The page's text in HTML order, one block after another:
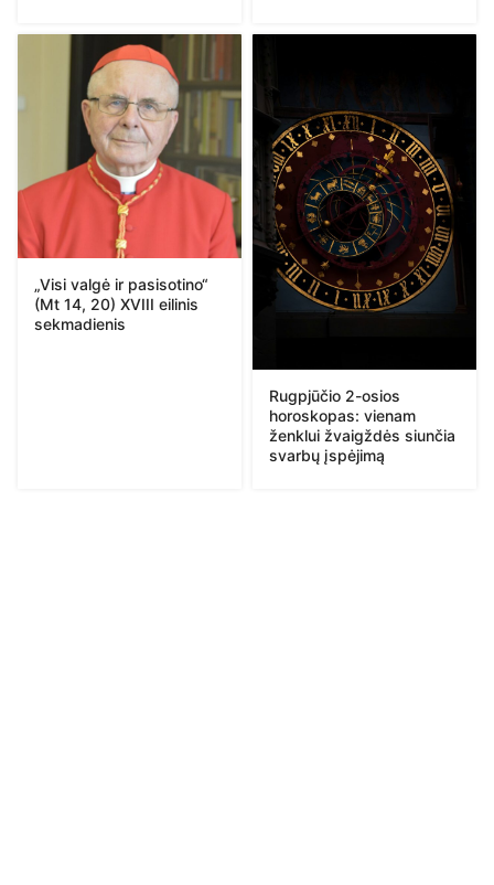
„Visi valgė ir pasisotino“
(Mt 14, 20) XVIII eilinis
sekmadienis
Rugpjūčio 2-osios
horoskopas: vienam
ženklui žvaigždės siunčia
svarbų įspėjimą